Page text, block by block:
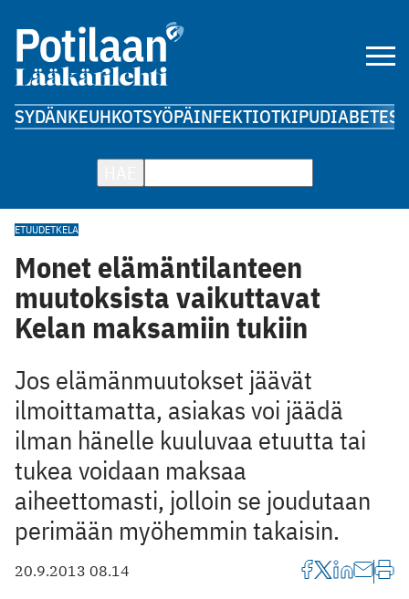
SYDÄNKEUHKOTSYÖPÄINFEKTIOTKIPUDIABETES
ETUUDETKELA
Monet elämäntilanteen
muutoksista vaikuttavat
Kelan maksamiin tukiin
Jos elämänmuutokset jäävät
ilmoittamatta, asiakas voi jäädä
ilman hänelle kuuluvaa etuutta tai
tukea voidaan maksaa
aiheettomasti, jolloin se joudutaan
perimään myöhemmin takaisin.
20.9.2013 08.14